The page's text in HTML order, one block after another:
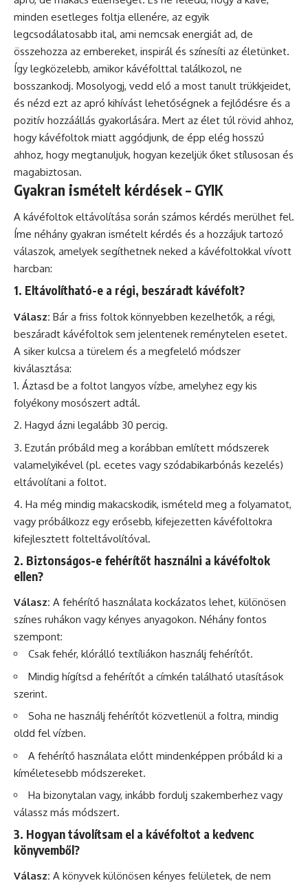
minden esetleges foltja ellenére, az egyik
legcsodálatosabb ital, ami nemcsak energiát ad, de
összehozza az embereket, inspirál és színesíti az életünket.
Így legközelebb, amikor kávéfolttal találkozol, ne
bosszankodj. Mosolyogj, vedd elő a most tanult trükkjeidet,
és nézd ezt az apró kihívást lehetőségnek a fejlődésre és a
pozitív hozzáállás gyakorlására. Mert az élet túl rövid ahhoz,
hogy kávéfoltok miatt aggódjunk, de épp elég hosszú
ahhoz, hogy megtanuljuk, hogyan kezeljük őket stílusosan és
magabiztosan.
Gyakran ismételt kérdések – GYIK
A kávéfoltok eltávolítása során számos kérdés merülhet fel.
Íme néhány gyakran ismételt kérdés és a hozzájuk tartozó
válaszok, amelyek segíthetnek neked a kávéfoltokkal vívott
harcban:
1. Eltávolítható-e a régi, beszáradt kávéfolt?
Válasz: Bár a friss foltok könnyebben kezelhetők, a régi,
beszáradt kávéfoltok sem jelentenek reménytelen esetet.
A siker kulcsa a türelem és a megfelelő módszer
kiválasztása:
Áztasd be a foltot langyos vízbe, amelyhez egy kis
folyékony mosószert adtál.
Hagyd ázni legalább 30 percig.
Ezután próbáld meg a korábban említett módszerek
valamelyikével (pl. ecetes vagy szódabikarbónás kezelés)
eltávolítani a foltot.
Ha még mindig makacskodik, ismételd meg a folyamatot,
vagy próbálkozz egy erősebb, kifejezetten kávéfoltokra
kifejlesztett folteltávolítóval.
2. Biztonságos-e fehérítőt használni a kávéfoltok
ellen?
Válasz: A fehérítő használata kockázatos lehet, különösen
színes ruhákon vagy kényes anyagokon. Néhány fontos
szempont:
Csak fehér, klórálló textíliákon használj fehérítőt.
Mindig hígítsd a fehérítőt a címkén található utasítások
szerint.
Soha ne használj fehérítőt közvetlenül a foltra, mindig
oldd fel vízben.
A fehérítő használata előtt mindenképpen próbáld ki a
kíméletesebb módszereket.
Ha bizonytalan vagy, inkább fordulj szakemberhez vagy
válassz más módszert.
3. Hogyan távolítsam el a kávéfoltot a kedvenc
könyvemből?
Válasz: A könyvek különösen kényes felületek, de nem